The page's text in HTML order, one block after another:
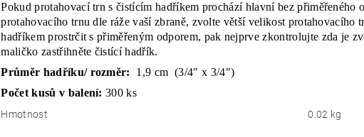
Pokud protahovací trn s čistícím hadříkem prochází hlavní bez přiměřeného
protahovacího trnu dle ráže vaší zbraně, zvolte větší velikost
hadříkem prostrčit s přiměřeným odporem, pak nejprve zkontrolujte zda je
maličko zastřihněte čistící hadřík.
Průměr hadříku/ rozměr:
1,9 cm (3/4" x 3/4")
Počet kusů v balení: 300 ks
Hmotnost 0.02 kg